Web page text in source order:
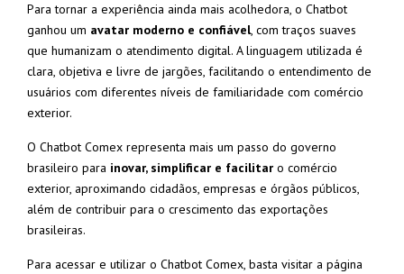
Para tornar a experiência ainda mais acolhedora, o Chatbot
ganhou um avatar moderno e confiável, com traços suaves
que humanizam o atendimento digital. A linguagem utilizada é
clara, objetiva e livre de jargões, facilitando o entendimento de
usuários com diferentes níveis de familiaridade com comércio
exterior.
O Chatbot Comex representa mais um passo do governo
brasileiro para inovar, simplificar e facilitar o comércio
exterior, aproximando cidadãos, empresas e órgãos públicos,
além de contribuir para o crescimento das exportações
brasileiras.
Para acessar e utilizar o Chatbot Comex, basta visitar a página